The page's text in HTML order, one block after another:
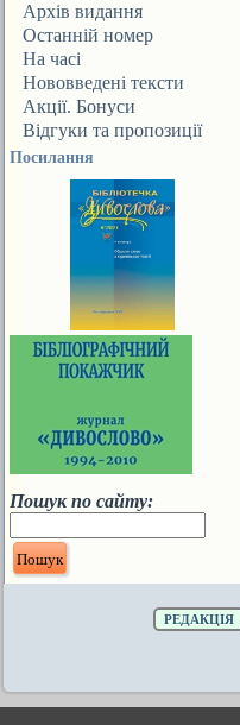
ДИВОСЛОВА
Архів видання
Останній номер
На часі
Нововведені тексти
Акції. Бонуси
Відгуки та пропозиції
Посилання
Пошук по сайту:
РЕДАКЦІЯ